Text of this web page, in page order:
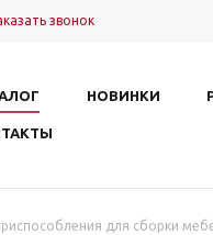
звонок
НОВИНКИ
для сборки